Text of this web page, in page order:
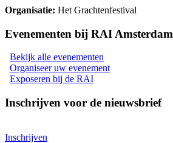
Organisatie: Het Grachtenfestival
Evenementen bij RAI Amsterdam
Bekijk alle evenementen
Organiseer uw evenement
Exposeren bij de RAI
Inschrijven voor de nieuwsbrief
Inschrijven